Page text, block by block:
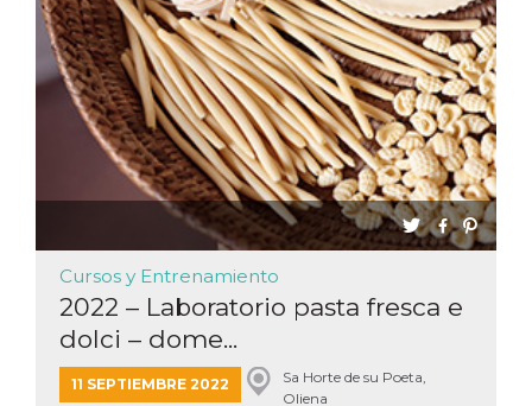
Cursos y Entrenamiento
2022 – Laboratorio pasta fresca e
dolci – dome...
11 SEPTIEMBRE 2022
Sa Horte de su Poeta,
Oliena